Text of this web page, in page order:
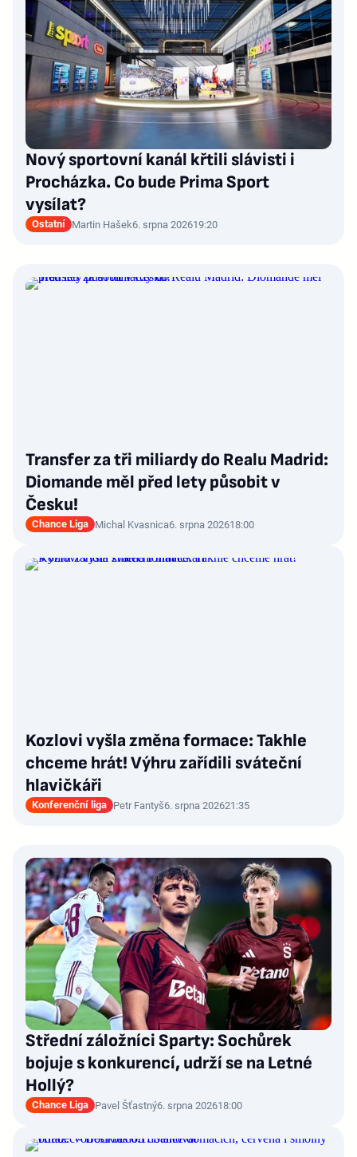
Nový sportovní kanál křtili slávisti i
Procházka. Co bude Prima Sport
vysílat?
Ostatní Martin Hašek6. srpna 202619:20
Transfer za tři miliardy do Realu Madrid:
Diomande měl před lety působit v
Česku!
Chance Liga Michal Kvasnica6. srpna 202618:00
Kozlovi vyšla změna formace: Takhle
chceme hrát! Výhru zařídili sváteční
hlavičkáři
Konferenční liga Petr Fantyš6. srpna 202621:35
Střední záložníci Sparty: Sochůrek
bojuje s konkurencí, udrží se na Letné
Hollý?
Chance Liga Pavel Šťastný6. srpna 202618:00